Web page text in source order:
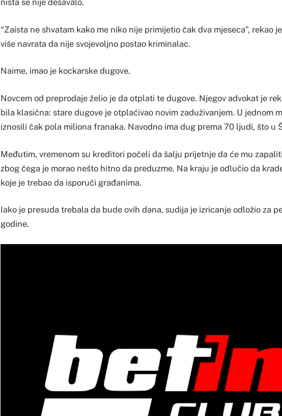
ništa se nije dešavalo.
“Zaista ne shvatam kako me niko nije primijetio čak dva mjeseca”, rekao
više navrata da nije svojevoljno postao kriminalac.
Naime, imao je kockarske dugove.
Novcem od preprodaje želio je da otplati te dugove. Njegov advokat je
bila klasična: stare dugove je otplaćivao novim zaduživanjem. U jednom
iznosili čak pola miliona franaka. Navodno ima dug prema 70 ljudi, što u
Međutim, vremenom su kreditori počeli da šalju prijetnje da će mu
zbog čega je morao nešto hitno da preduzme. Na kraju je odlučio da
koje je trebao da isporuči građanima.
Iako je presuda trebala da bude ovih dana, sudija je izricanje odložio za
godine.